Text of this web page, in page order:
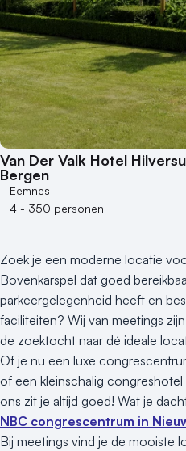
Van Der Valk Hotel
Bergen
Eemnes
4 - 350 personen
Zoek je een moderne locatie
Bovenkarspel dat goed
parkeergelegenheid heeft en
faciliteiten? Wij van meetings
de zoektocht naar dé ideale
Of je nu een luxe
of een kleinschalig
ons zit je altijd goed! Wat je
NBC congrescentrum in
Bij meetings vind je de mooiste